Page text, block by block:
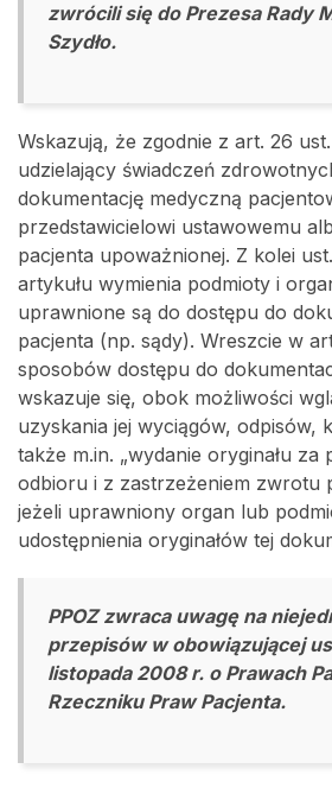
zwrócili się do Prezesa Rady
Szydło.
Wskazują, że zgodnie z art. 26
udzielający świadczeń
dokumentację medyczną
przedstawicielowi ustawowemu
pacjenta upoważnionej. Z kolei
artykułu wymienia podmioty i
uprawnione są do dostępu do
pacjenta (np. sądy). Wreszcie w
sposobów dostępu do
wskazuje się, obok możliwości
uzyskania jej wyciągów, odpisów,
także m.in. „wydanie oryginału za
odbioru i z zastrzeżeniem zwrotu
jeżeli uprawniony organ lub
udostępnienia oryginałów tej
PPOZ zwraca uwagę na
przepisów w obowiązującej
listopada 2008 r. o Prawach
Rzeczniku Praw Pacjenta.